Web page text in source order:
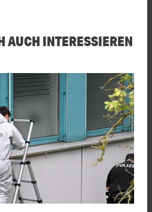
AUCH INTERESSIEREN